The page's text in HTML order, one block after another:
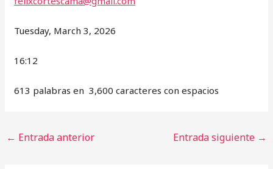
Tuesday, March 3, 2026
16:12
613 palabras en 3,600 caracteres con espacios
← Entrada anterior Entrada siguiente →